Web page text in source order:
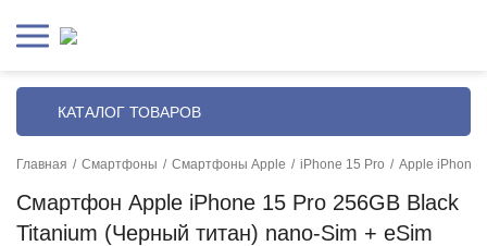
КАТАЛОГ ТОВАРОВ
Главная / Смартфоны / Смартфоны Apple / iPhone 15 Pro / Apple iPhone
Смартфон Apple iPhone 15 Pro 256GB Black
Titanium (Черный титан) nano-Sim + eSim